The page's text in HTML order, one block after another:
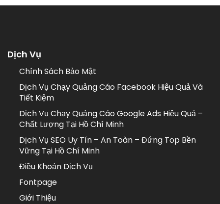
Dịch Vụ
Chính Sách Bảo Mật
Dịch Vụ Chạy Quảng Cáo Facebook Hiệu Quả Và
Tiết Kiệm
Dịch Vụ Chạy Quảng Cáo Google Ads Hiệu Quả –
Chất Lượng Tại Hồ Chí Minh
Dịch Vụ SEO Uy Tín – An Toàn – Đứng Top Bền
Vững Tại Hồ Chí Minh
Điều Khoản Dịch Vụ
Fontpage
Giới Thiệu